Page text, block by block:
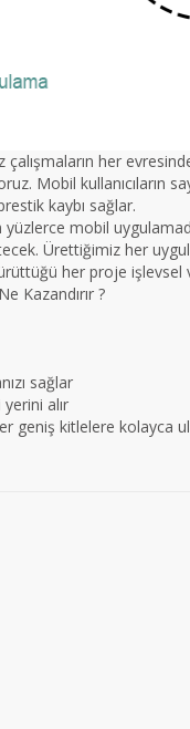
çalışmaların her
Mobil kullanıcıların
kaybı sağlar.
mobil
Ürettiğimiz her
her proje
Kazandırır ?
sağlar
alır
geniş kitlelere kolayca